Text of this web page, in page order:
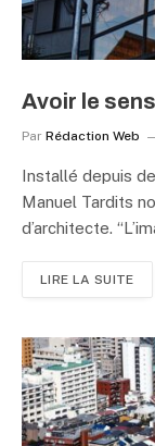
Avoir le
Par Rédaction Web
Installé depuis
Manuel Tardits
d’architecte.
LIRE LA SUITE